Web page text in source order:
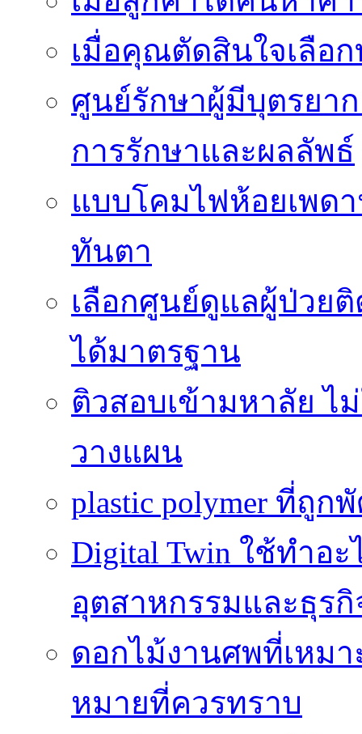
เมื่อคุณตัดสินใจเลือ
ศูนย์รักษาผู้มีบุตรยาก
การรักษาและผลลัพธ์
แบบโคมไฟห้อยเพด
ทันตา
เลือกศูนย์ดูแลผู้ป่วย
ได้มาตรฐาน
ติวสอบเข้ามหาลัย ไ
วางแผน
plastic polymer ที่ถู
Digital Twin ใช้ทำอ
อุตสาหกรรมและธุรกิ
ดอกไม้งานศพที่เหม
หมายที่ควรทราบ